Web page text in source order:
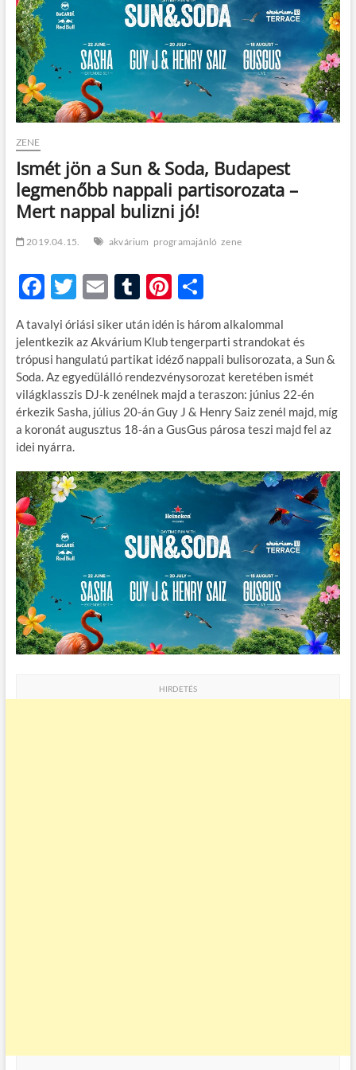
o
ZENE
Ismét jön a Sun & Soda, Budapest
legmenőbb nappali partisorozata –
Mert nappal bulizni jó!
2019.04.15. akvárium programajánló zene
F
ac
e
b
o
o
k
T
w
itt
er
E
m
ail
T
u
m
bl
r
Pi
nt
er
es
t
O
za
m
e
g
A tavalyi óriási siker után idén is három alkalommal
jelentkezik az Akvárium Klub tengerparti strandokat és
trópusi hangulatú partikat idéző nappali bulisorozata, a Sun &
Soda. Az egyedülálló rendezvénysorozat keretében ismét
világklasszis DJ-k zenélnek majd a teraszon: június 22-én
érkezik Sasha, július 20-án Guy J & Henry Saiz zenél majd, míg
a koronát augusztus 18-án a GusGus párosa teszi majd fel az
idei nyárra.
HIRDETÉS